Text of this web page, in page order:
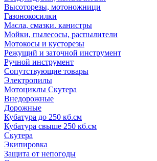
Высоторезы, мотоножници
Газонокосилки
Масла, смазки. канистры
Мойки, пылесосы, распылители
Мотокосы и кусторезы
Режущий и заточной инструмент
Ручной инструмент
Сопутствующие товары
Электропилы
Мотоциклы Скутера
Внедорожные
Дорожные
Кубатура до 250 кб.см
Кубатура свыше 250 кб.см
Скутера
Экипировка
Защита от непогоды